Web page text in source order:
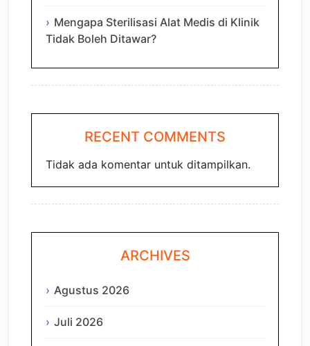
Mengapa Sterilisasi Alat Medis di Klinik
Tidak Boleh Ditawar?
RECENT COMMENTS
Tidak ada komentar untuk ditampilkan.
ARCHIVES
Agustus 2026
Juli 2026